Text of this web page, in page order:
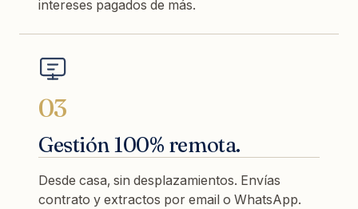
intereses pagados de más.
03
Gestión 100% remota.
Desde casa, sin desplazamientos. Envías
contrato y extractos por email o WhatsApp.